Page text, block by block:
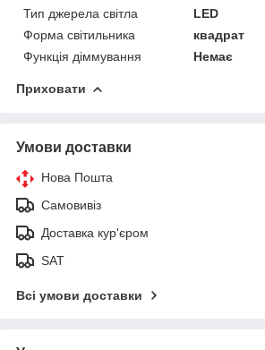
Тип джерела світла
LED
Форма світильника
квадрат
Функція діммування
Немає
Приховати
Умови доставки
Нова Пошта
Самовивіз
Доставка кур'єром
SAT
Всі умови доставки